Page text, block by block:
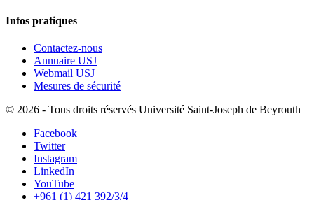
Infos pratiques
Contactez-nous
Annuaire USJ
Webmail USJ
Mesures de sécurité
© 2026 - Tous droits réservés Université Saint-Joseph de Beyrouth
Facebook
Twitter
Instagram
LinkedIn
YouTube
+961 (1) 421 392/3/4